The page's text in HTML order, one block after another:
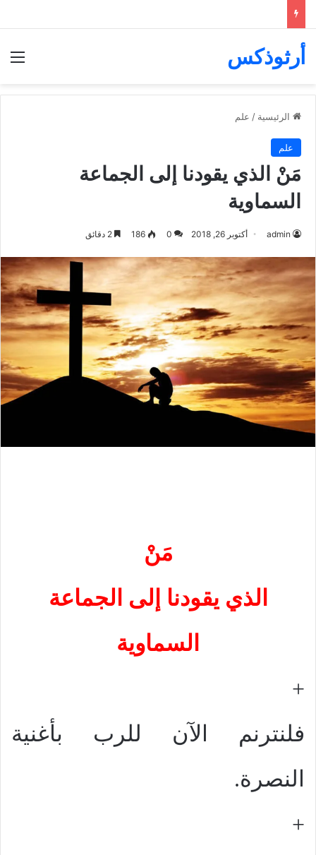
أرثوذكس
الرئيسية / علم
علم
مَنْ الذي يقودنا إلى الجماعة
السماوية
admin أكتوبر 26, 2018 0
186
مَنْ
الذي يقودنا إلى الجماعة
السماوية
+
فلنترنم الآن للرب بأغنية
النصرة.
+